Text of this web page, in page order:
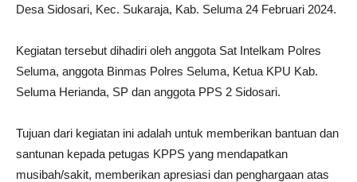
Desa Sidosari, Kec. Sukaraja, Kab. Seluma 24 Februari 2024.
Kegiatan tersebut dihadiri oleh anggota Sat Intelkam Polres
Seluma, anggota Binmas Polres Seluma, Ketua KPU Kab.
Seluma Herianda, SP dan anggota PPS 2 Sidosari.
Tujuan dari kegiatan ini adalah untuk memberikan bantuan dan
santunan kepada petugas KPPS yang mendapatkan
musibah/sakit, memberikan apresiasi dan penghargaan atas